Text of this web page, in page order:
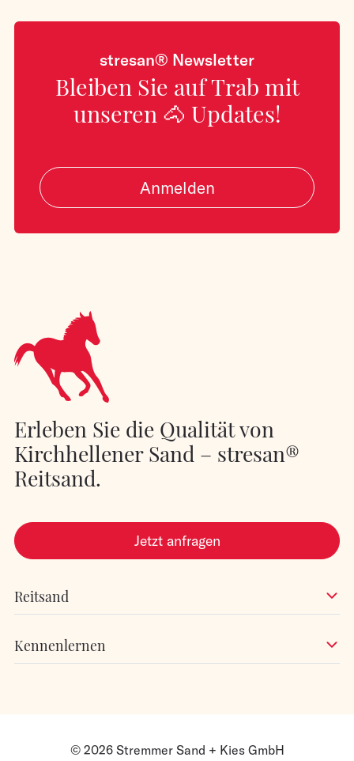
stresan® Newsletter
Bleiben Sie auf Trab mit
unseren 🐴 Updates!
Anmelden
Erleben Sie die Qualität von
Kirchhellener Sand – stresan®
Reitsand.
Jetzt anfragen
Reitsand
Kennenlernen
© 2026 Stremmer Sand + Kies GmbH